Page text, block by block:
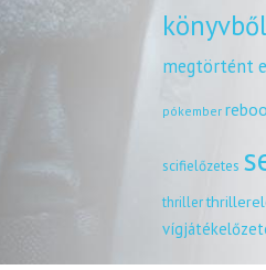
megtörtént
pókember
scifielőzetes
thriller